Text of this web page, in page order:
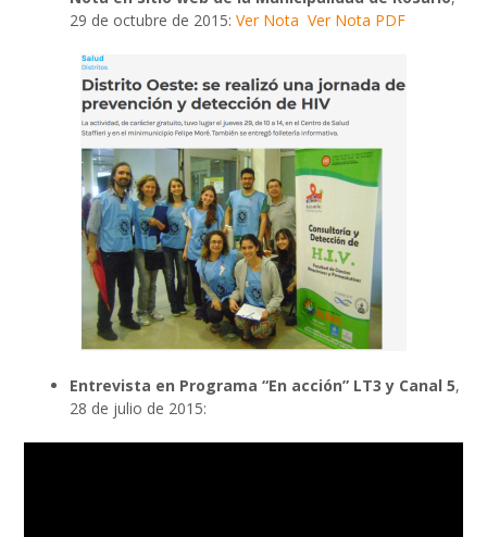
29 de octubre de 2015: Ver Nota Ver Nota PDF
Entrevista en Programa “En acción” LT3 y Canal 5,
28 de julio de 2015: